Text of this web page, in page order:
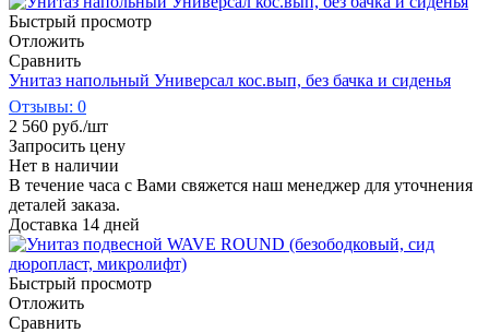
Быстрый просмотр
Отложить
Сравнить
Унитаз напольный Универсал кос.вып, без бачка и сиденья
Отзывы: 0
2 560 руб./шт
Запросить цену
Нет в наличии
В течение часа с Вами свяжется наш менеджер для уточнения
деталей заказа.
Доставка 14 дней
Быстрый просмотр
Отложить
Сравнить